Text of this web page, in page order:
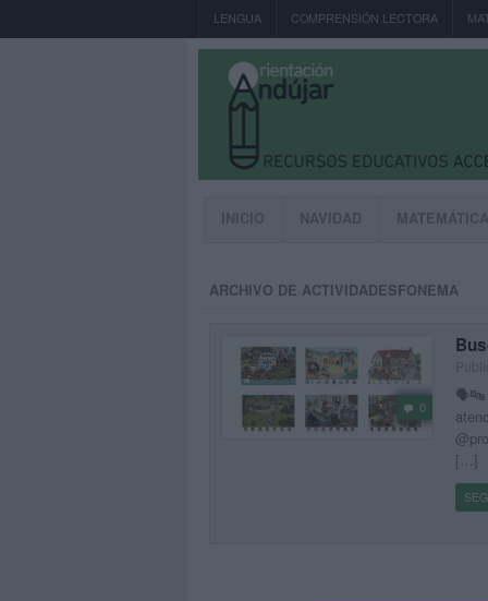
LENGUA COMPRENSIÓN LECTORA
INICIO NAVIDAD
ARCHIVO DE ACTIVIDADESFONEMA
0
🗣️🔤
[…]